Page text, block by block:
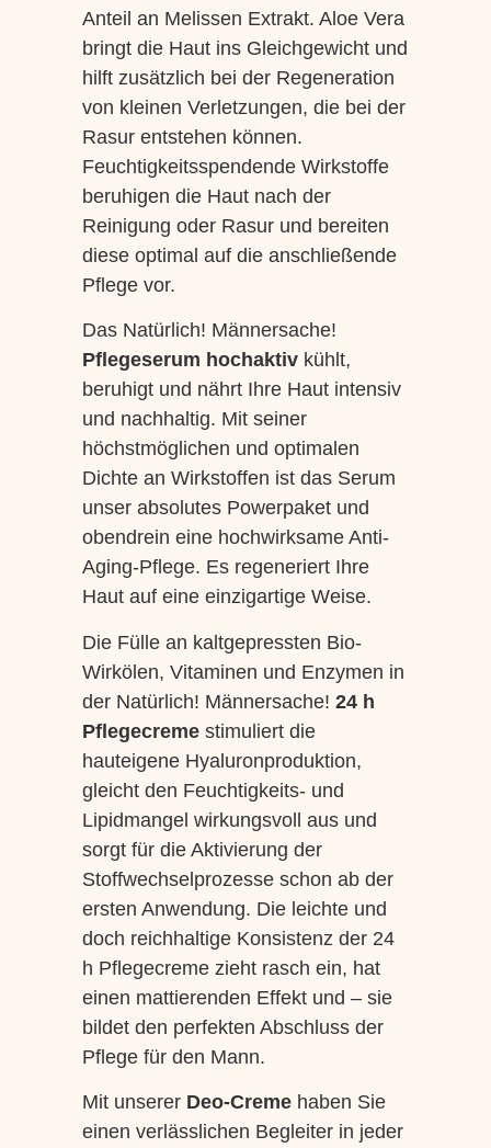
Anteil an Melissen Extrakt. Aloe Vera
bringt die Haut ins Gleichgewicht und
hilft zusätzlich bei der Regeneration
von kleinen Verletzungen, die bei der
Rasur entstehen können.
Feuchtigkeitsspendende Wirkstoffe
beruhigen die Haut nach der
Reinigung oder Rasur und bereiten
diese optimal auf die anschließende
Pflege vor.
Das Natürlich! Männersache!
Pflegeserum hochaktivkühlt,
beruhigt und nährt Ihre Haut intensiv
und nachhaltig. Mit seiner
höchstmöglichen und optimalen
Dichte an Wirkstoffen ist das Serum
unser absolutes Powerpaket und
obendrein eine hochwirksame Anti-
Aging-Pflege. Es regeneriert Ihre
Haut auf eine einzigartige Weise.
Die Fülle an kaltgepressten Bio-
Wirkölen, Vitaminen und Enzymen in
der Natürlich! Männersache! 24 h
Pflegecremestimuliert die
hauteigene Hyaluronproduktion,
gleicht den Feuchtigkeits- und
Lipidmangel wirkungsvoll aus und
sorgt für die Aktivierung der
Stoffwechselprozesse schon ab der
ersten Anwendung. Die leichte und
doch reichhaltige Konsistenz der 24
h Pflegecreme zieht rasch ein, hat
einen mattierenden Effekt und – sie
bildet den perfekten Abschluss der
Pflege für den Mann.
Mit unserer Deo-Cremehaben Sie
einen verlässlichen Begleiter in jeder